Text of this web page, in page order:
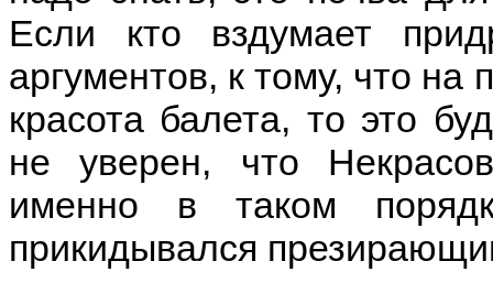
Если кто вздумает
аргументов, к тому, что на
красота балета, то это
не уверен, что
именно в таком
прикидывался